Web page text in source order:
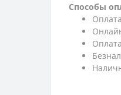
Способы